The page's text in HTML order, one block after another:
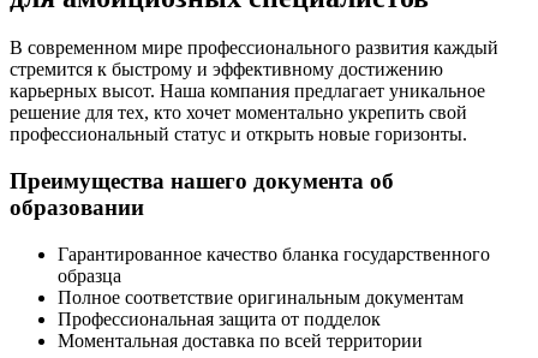
В современном мире профессионального развития каждый
стремится к быстрому и эффективному достижению
карьерных высот. Наша компания предлагает уникальное
решение для тех, кто хочет моментально укрепить свой
профессиональный статус и открыть новые горизонты.
Преимущества нашего документа об
образовании
Гарантированное качество бланка государственного
образца
Полное соответствие оригинальным документам
Профессиональная защита от подделок
Моментальная доставка по всей территории